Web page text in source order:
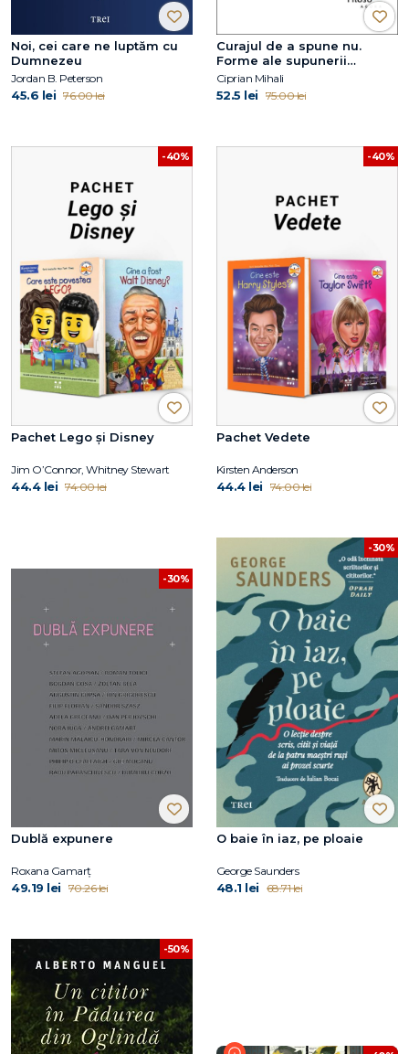
Noi, cei care ne luptăm cu
Dumnezeu
Jordan B. Peterson
45.6 lei 76.00 lei
Curajul de a spune nu.
Forme ale supunerii
voluntare
Ciprian Mihali
52.5 lei 75.00 lei
-40%
Pachet Lego și Disney
Jim O’Connor, Whitney Stewart
44.4 lei 74.00 lei
-40%
Pachet Vedete
Kirsten Anderson
44.4 lei 74.00 lei
-30%
Dublă expunere
Roxana Gamarţ
49.19 lei 70.26 lei
-30%
O baie în iaz, pe ploaie
George Saunders
48.1 lei 68.71 lei
-50%